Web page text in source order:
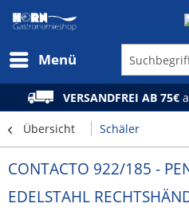
Menü
VERSANDFREI AB 75€
Übersicht Schäler
CONTACTO 922/185 -
EDELSTAHL